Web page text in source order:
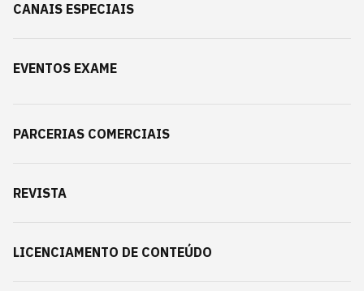
CANAIS ESPECIAIS
EVENTOS EXAME
PARCERIAS COMERCIAIS
REVISTA
LICENCIAMENTO DE CONTEÚDO